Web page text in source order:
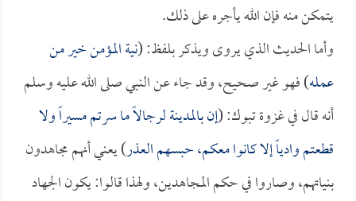
يتمكن منه فإن الله يأجره على ذلك.
وأما الحديث الذي يروى ويذكر بلفظ: (نية المؤمن خير من
عمله) فهو غير صحيح، وقد جاء عن النبي صلى الله عليه وسلم
أنه قال في غزوة تبوك: (إن بالمدينة لرجالاً ما سرتم مسيراً ولا
قطعتم وادياً إلا كانوا معكم، حبسهم العذر) يعني أنهم مجاهدون
بنياتهم، وصاروا في حكم المجاهدين، ولهذا قالوا: يكون الجهاد